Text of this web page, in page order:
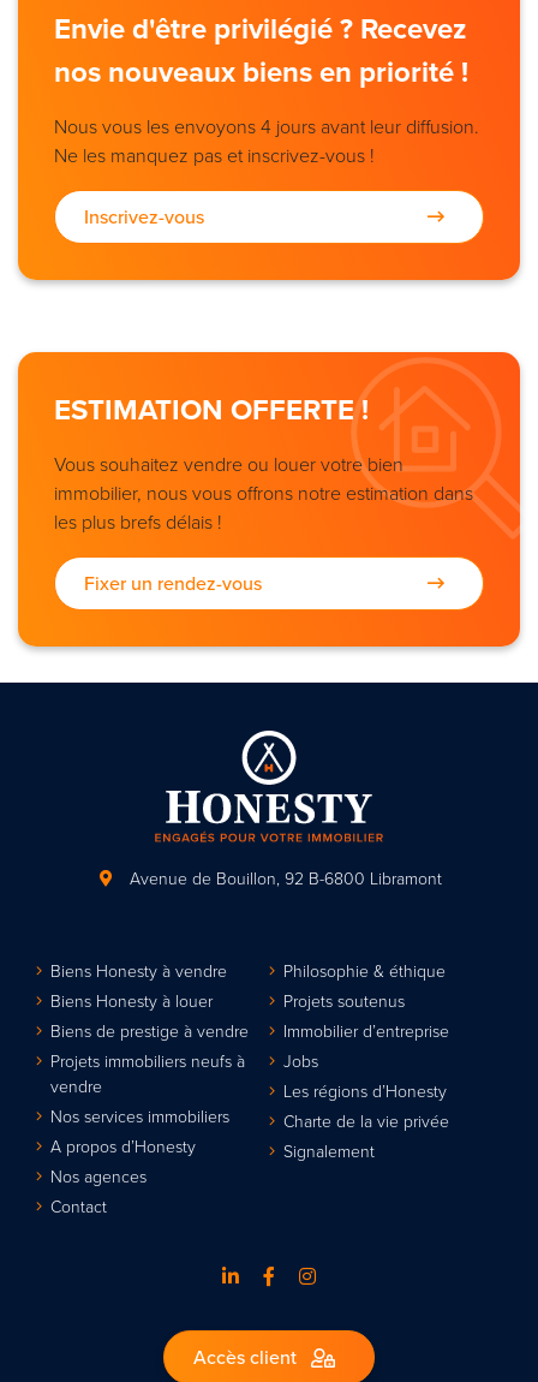
Envie d'être privilégié ? Recevez
nos nouveaux biens en priorité !
Nous vous les envoyons 4 jours avant leur diffusion.
Ne les manquez pas et inscrivez-vous !
Inscrivez-vous
ESTIMATION OFFERTE !
Vous souhaitez vendre ou louer votre bien
immobilier, nous vous offrons notre estimation dans
les plus brefs délais !
Fixer un rendez-vous
Avenue de Bouillon, 92 B-6800 Libramont
Biens Honesty à vendre
Biens Honesty à louer
Biens de prestige à vendre
Projets immobiliers neufs à
vendre
Nos services immobiliers
A propos d’Honesty
Nos agences
Contact
Philosophie & éthique
Projets soutenus
Immobilier d’entreprise
Jobs
Les régions d’Honesty
Charte de la vie privée
Signalement
Accès client